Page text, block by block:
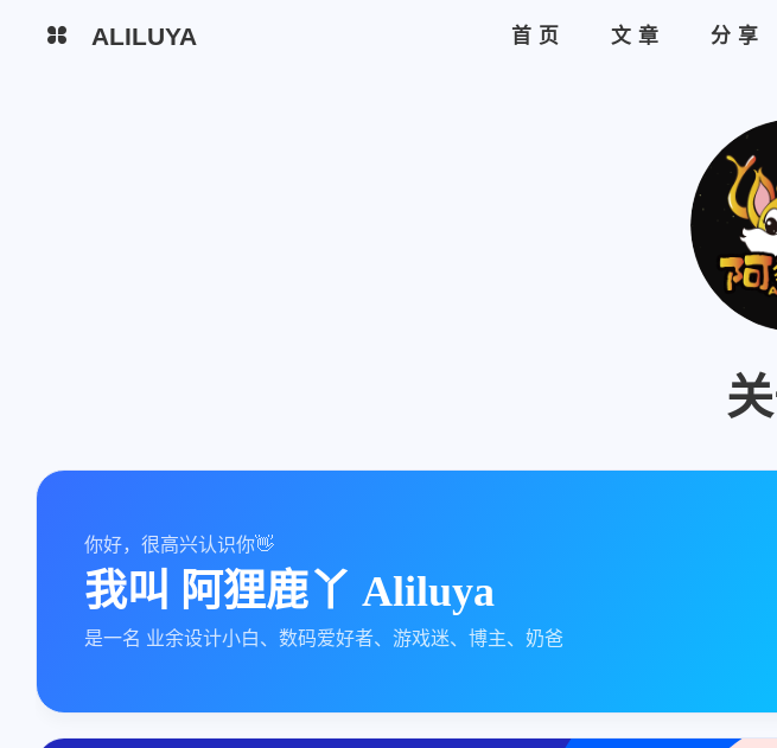
ALILUYA 首页 文章 分享
你好，很高兴认识你👋
我叫 阿狸鹿丫 Aliluya
是一名 业余设计小白、数码爱好者、游戏迷、博主、奶爸